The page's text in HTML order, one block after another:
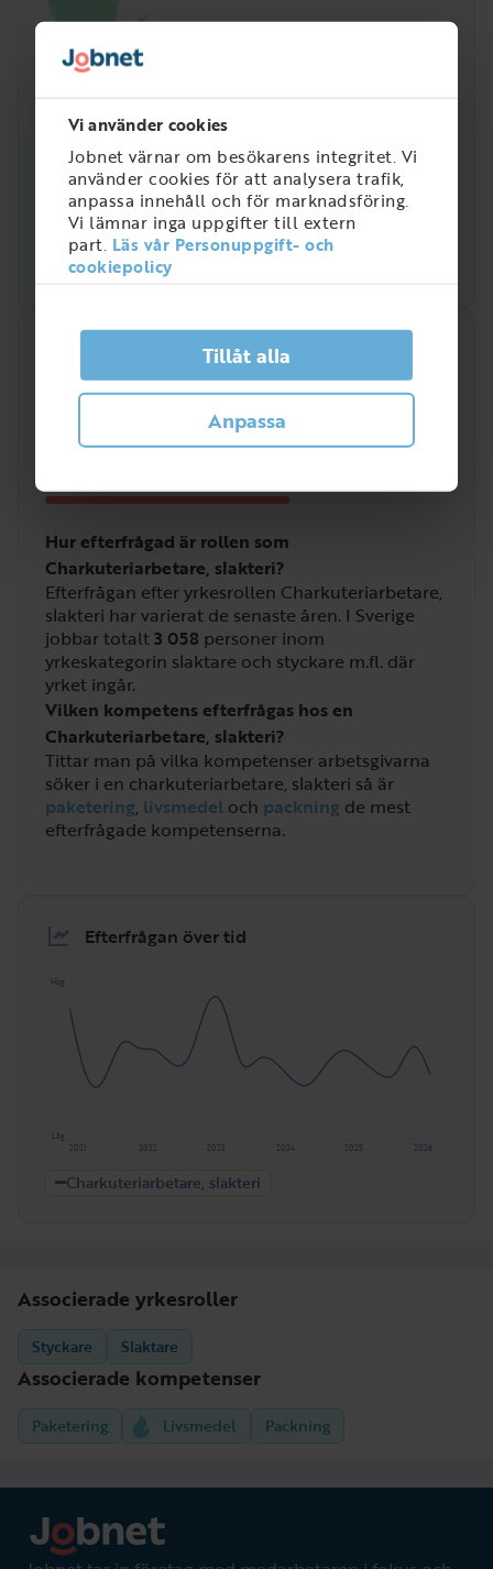
Vi använder cookies
Jobnet värnar om besökarens integritet. Vi
använder cookies för att analysera trafik,
anpassa innehåll och för marknadsföring.
Vi lämnar inga uppgifter till extern
part. Läs vår Personuppgift- och
cookiepolicy
Tillåt alla
Anpassa
Efterfrågan på arbetsmarknaden just nu
/5
Hur efterfrågad är rollen som
Charkuteriarbetare, slakteri?
Efterfrågan efter yrkesrollen Charkuteriarbetare,
slakteri har varierat de senaste åren. I Sverige
jobbar totalt3 058 personer inom
yrkeskategorin slaktare och styckare m.fl. där
yrket ingår.
Vilken kompetens efterfrågas hos en
Charkuteriarbetare, slakteri?
Tittar man på vilka kompetenser arbetsgivarna
söker i en charkuteriarbetare, slakteri så är
paketering, livsmedel och packning de mest
efterfrågade kompetenserna.
Efterfrågan över tid
Hög
Låg
2026
2025
2024
2023
2022
2021
Charkuteriarbetare, slakteri
Associerade yrkesroller
Styckare Slaktare
Associerade kompetenser
Paketering Livsmedel Packning